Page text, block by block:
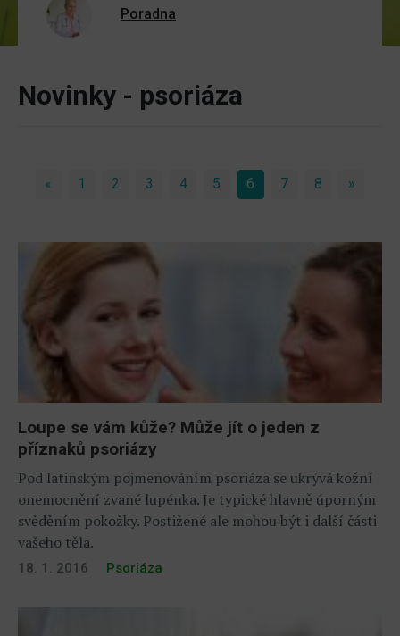
Poradna
Novinky - psoriáza
« Previous
1 2 3 4 5 6 (current)
7 8 »
Loupe se vám kůže? Může jít o jeden z
příznaků psoriázy
Pod latinským pojmenováním psoriáza se ukrývá kožní
onemocnění zvané lupénka. Je typické hlavně úporným
svěděním pokožky. Postižené ale mohou být i další části
vašeho těla.
18. 1. 2016 Psoriáza